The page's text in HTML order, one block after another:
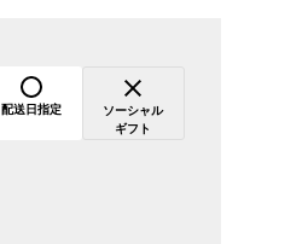
配送日指定
ソーシャル
ギフト